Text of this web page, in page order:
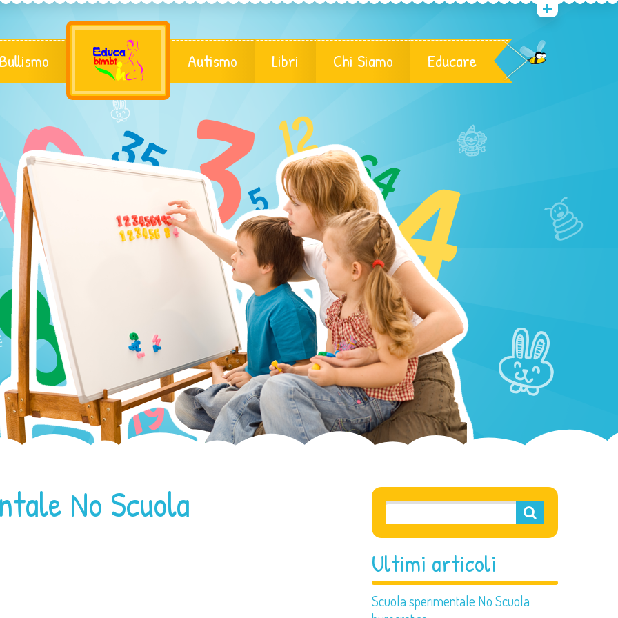
Autismo Libri Chi Siamo Educare
Ultimi articoli
Scuola sperimentale No Scuola
No Scuola